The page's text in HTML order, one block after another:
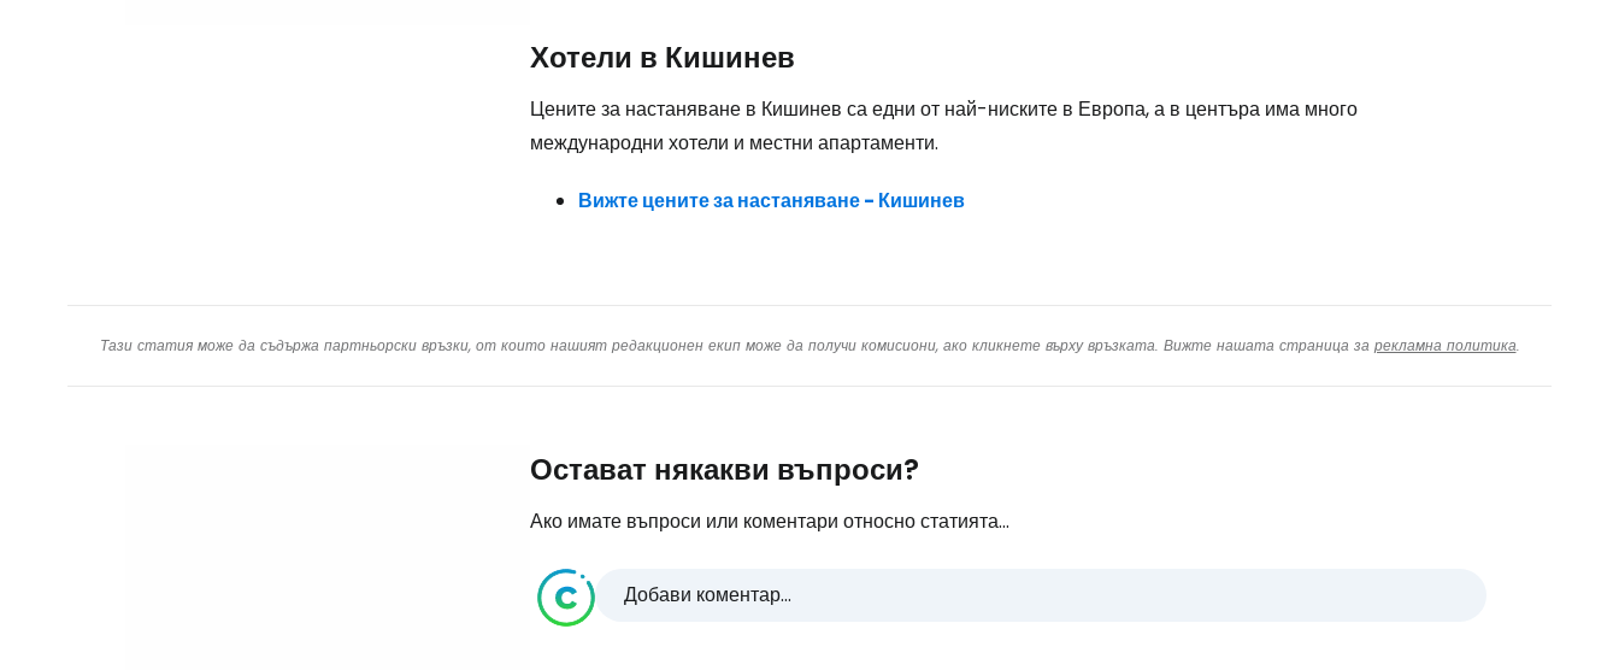
Хотели в Кишинев
Цените за настаняване в Кишинев са едни от най-ниските в Европа, а в центъра има много
международни хотели и местни апартаменти.
Вижте цените за настаняване - Кишинев
Тази статия може да съдържа партньорски връзки, от които нашият редакционен екип може да получи комисиони, ако кликнете върху връзката. Вижте нашата страница за рекламна политика.
Остават някакви въпроси?
Ако имате въпроси или коментари относно статията...
Добави коментар...